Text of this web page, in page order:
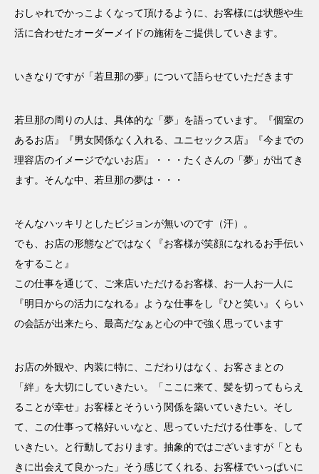
おしゃれでかっこよくなって頂けるように、お客様には状態や生
活に合わせたオーダーメイドの施術をご提供していきます。
いきなりですが「若旦那の夢」について語らせていただきます
若旦那の周りの人は、具体的な「夢」を語っています。『個室の
あるお店』『男女関係なく入れる、ユニセックス店』『今までの
理容店のイメージでないお店』・・・たくさんの「夢」が出てき
ます。そんな中、若旦那の夢は・・・
そんなハッキリとしたビジョンが無いのです（汗）。
でも、お店の形態などではなく『お客様が笑顔になれるお手伝い
をすること』
この仕事を通じて、ご来店いただけるお客様、お一人お一人に
『明日からの活力になれる』ような仕事をし『ひと笑い』くらい
の会話が出来たら、最高だなぁと心の中で強く思っています
お店の外観や、内装に特に、こだわりはなく、お客さまとの
「絆」を大切にしていきたい。「ここに来て、髪を切ってもらえ
ることが幸せ」お客様とそういう関係を築いていきたい。そし
て、この仕事って格好いいなと、思っていただける仕事を、して
いきたい。と行動しております。抽象的ではございますが「とも
きに出会えて良かった」そう感じてくれる、お客様でいっぱいに